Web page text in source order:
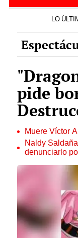
LO
pide
Muere Víctor
Naldy
denunciarlo